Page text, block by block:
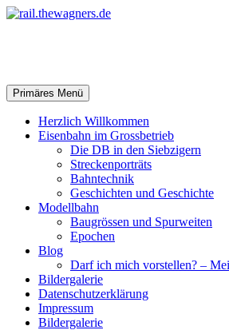
Zum
Suchen
Primäres Menü
Herzlich Willkommen
Eisenbahn im Grossbetrieb
Die DB in den Siebzigern
Streckenporträts
Bahntechnik
Geschichten und Geschichte
Modellbahn
Baugrössen und Spurweiten
Epochen
Blog
Darf ich mich vorstellen? –
Bildergalerie
Datenschutzerklärung
Impressum
Bildergalerie